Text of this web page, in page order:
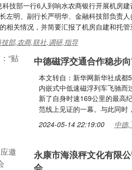
技部一行6人到响水农商银行开展机房
左明、副行长严明华、金融科技部负责
相关情况，并简要汇报了机房自建和托
部,农商,联社,调研,指导
中德磁浮交通合作稳步
本文转自：新华网新华社成都
内嵌式中低速磁浮列车飞驰而
新了自身时速169公里的最
范线上见证的一幕。与此同时
2024-05-14 22:19:00 中德
永康市海浪秤文化有限